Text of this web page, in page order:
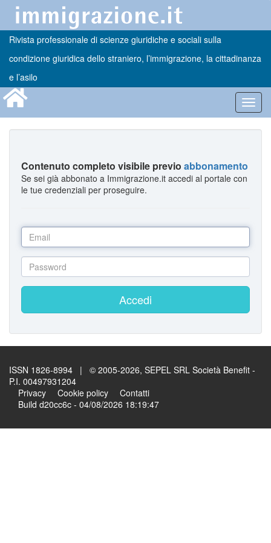
Rivista professionale di scienze giuridiche e sociali sulla
condizione giuridica dello straniero, l’immigrazione, la cittadinanza
e l’asilo
Contenuto completo visibile previo abbonamento
Se sei già abbonato a Immigrazione.it accedi al portale con
le tue credenziali per proseguire.
Accedi
ISSN 1826-8994 | © 2005-2026, SEPEL SRL Società Benefit -
P.I. 00497931204
Privacy
Cookie policy
Contatti
Build d20cc6c - 04/08/2026 18:19:47